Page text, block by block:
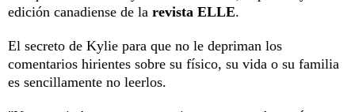
edición canadiense de la revista ELLE.
El secreto de Kylie para que no le depriman los
comentarios hirientes sobre su físico, su vida o su familia
es sencillamente no leerlos.